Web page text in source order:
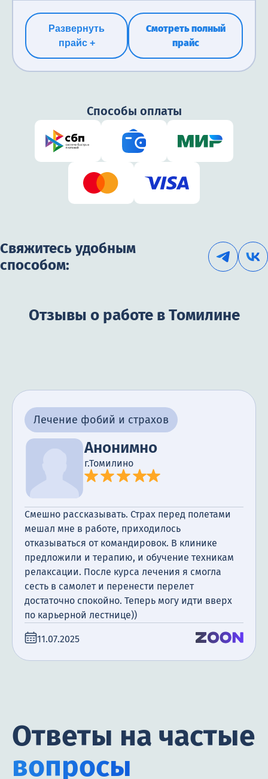
Развернуть
прайс +
Смотреть полный
прайс
Способы оплаты
Свяжитесь удобным
способом:
Отзывы о работе в Томилине
Лечение фобий и страхов
Анонимно
г.Томилино
Смешно рассказывать. Страх перед полетами
мешал мне в работе, приходилось
отказываться от командировок. В клинике
предложили и терапию, и обучение техникам
релаксации. После курса лечения я смогла
сесть в самолет и перенести перелет
достаточно спокойно. Теперь могу идти вверх
по карьерной лестнице))
11.07.2025
Ответы на частые
вопросы